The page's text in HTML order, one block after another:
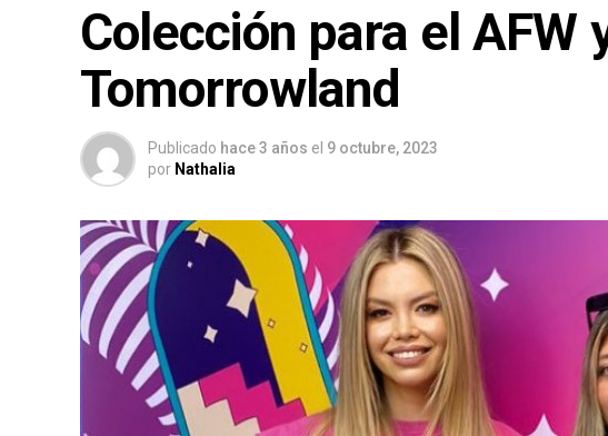
Colección para el AFW
Tomorrowland
Publicado hace 3 años el 9 octubre, 2023
por Nathalia